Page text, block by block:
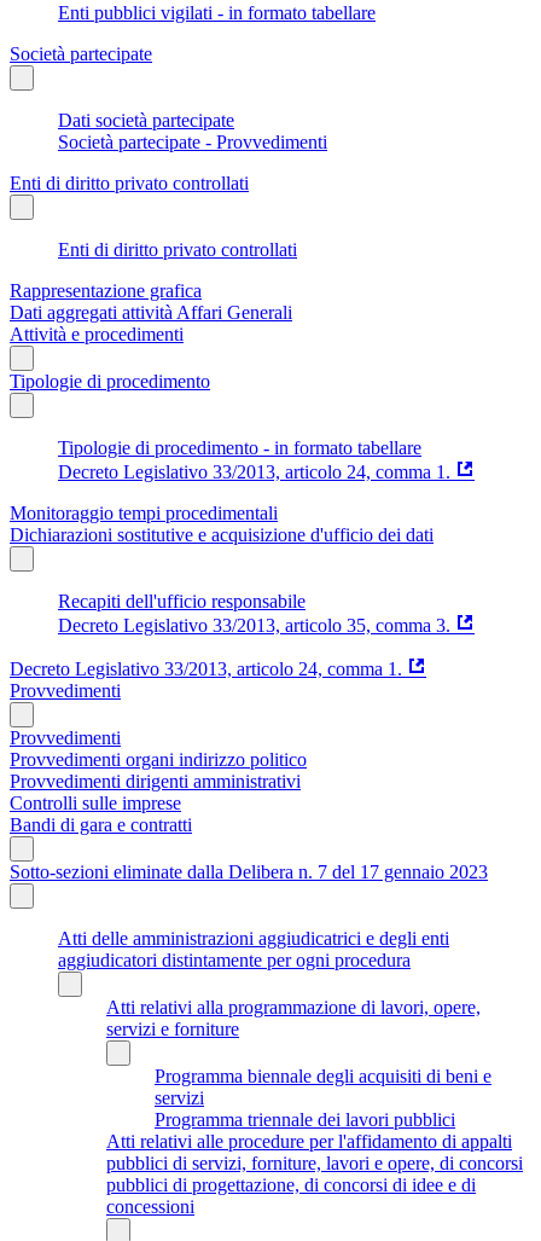
Enti pubblici vigilati - in formato tabellare
Società partecipate
Dati società partecipate
Società partecipate - Provvedimenti
Enti di diritto privato controllati
Enti di diritto privato controllati
Rappresentazione grafica
Dati aggregati attività Affari Generali
Attività e procedimenti
Tipologie di procedimento
Tipologie di procedimento - in formato tabellare
Decreto Legislativo 33/2013, articolo 24, comma 1.
Monitoraggio tempi procedimentali
Dichiarazioni sostitutive e acquisizione d'ufficio dei dati
Recapiti dell'ufficio responsabile
Decreto Legislativo 33/2013, articolo 35, comma 3.
Decreto Legislativo 33/2013, articolo 24, comma 1.
Provvedimenti
Provvedimenti
Provvedimenti organi indirizzo politico
Provvedimenti dirigenti amministrativi
Controlli sulle imprese
Bandi di gara e contratti
Sotto-sezioni eliminate dalla Delibera n. 7 del 17 gennaio 2023
Atti delle amministrazioni aggiudicatrici e degli enti
aggiudicatori distintamente per ogni procedura
Atti relativi alla programmazione di lavori, opere,
servizi e forniture
Programma biennale degli acquisiti di beni e
servizi
Programma triennale dei lavori pubblici
Atti relativi alle procedure per l'affidamento di appalti
pubblici di servizi, forniture, lavori e opere, di concorsi
pubblici di progettazione, di concorsi di idee e di
concessioni